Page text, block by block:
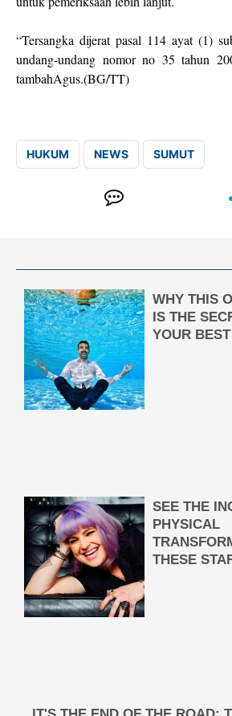
“Tersangka dijerat pasal 114 ayat (1)
undang-undang nomor no 35 tahun
tambahAgus.(BG/TT)
HUKUM NEWS SUMUT